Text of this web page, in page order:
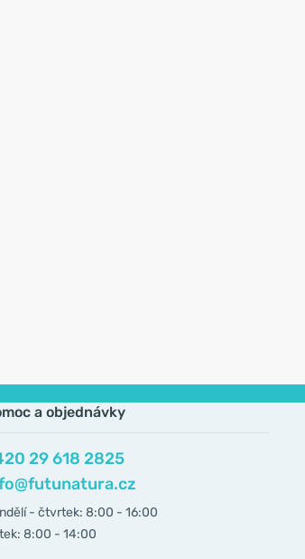
a objednávky
29 618 2825
- čtvrtek: 8:00 - 16:00
8:00 - 14:00